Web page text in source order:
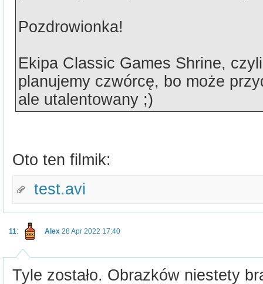
Pozdrowionka!
Ekipa Classic Games Shrine,
planujemy czwórcę, bo może
ale utalentowany ;)
Oto ten filmik:
test.avi
11: Alex 28 Apr 2022 17:40
Tyle zostało. Obrazków niestety